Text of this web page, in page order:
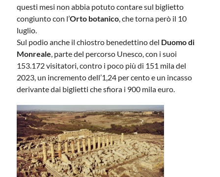
questi mesi non abbia potuto contare sul biglietto
congiunto con l’Orto botanico, che torna però il 10
luglio.
Sul podio anche il chiostro benedettino del Duomo di
Monreale, parte del percorso Unesco, con i suoi
153.172 visitatori, contro i poco più di 151 mila del
2023, un incremento dell’1,24 per cento e un incasso
derivante dai biglietti che sfiora i 900 mila euro.